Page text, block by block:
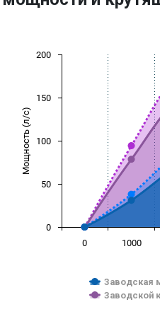
Мощность (л/с)
Заводская
Заводской
0 1000
0
50
100
150
200